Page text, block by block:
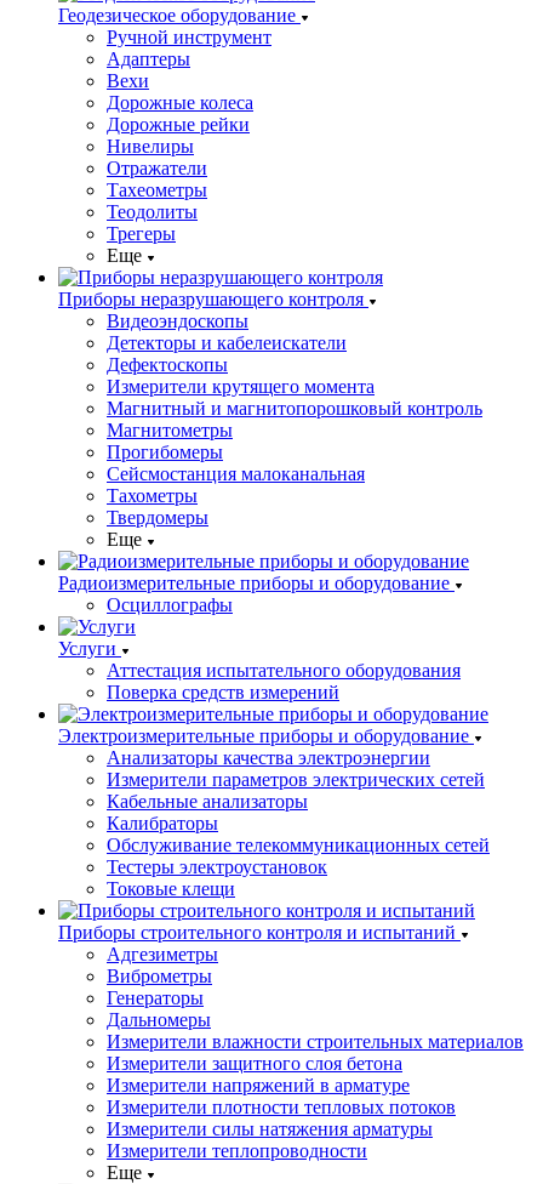
Геодезическое оборудование
Ручной инструмент
Адаптеры
Вехи
Дорожные колеса
Дорожные рейки
Нивелиры
Отражатели
Тахеометры
Теодолиты
Трегеры
Еще
Приборы неразрушающего контроля
Видеоэндоскопы
Детекторы и кабелеискатели
Дефектоскопы
Измерители крутящего момента
Магнитный и магнитопорошковый контроль
Магнитометры
Прогибомеры
Сейсмостанция малоканальная
Тахометры
Твердомеры
Еще
Радиоизмерительные приборы и оборудование
Осциллографы
Услуги
Аттестация испытательного оборудования
Поверка средств измерений
Электроизмерительные приборы и оборудование
Анализаторы качества электроэнергии
Измерители параметров электрических сетей
Кабельные анализаторы
Калибраторы
Обслуживание телекоммуникационных сетей
Тестеры электроустановок
Токовые клещи
Приборы строительного контроля и испытаний
Адгезиметры
Виброметры
Генераторы
Дальномеры
Измерители влажности строительных материалов
Измерители защитного слоя бетона
Измерители напряжений в арматуре
Измерители плотности тепловых потоков
Измерители силы натяжения арматуры
Измерители теплопроводности
Еще